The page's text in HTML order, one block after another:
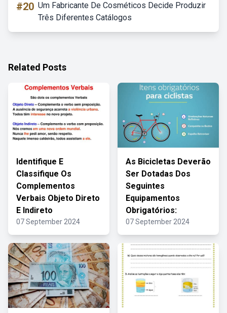
#20 Um Fabricante De Cosméticos Decide Produzir
Três Diferentes Catálogos
Related Posts
Identifique E
Classifique Os
Complementos
Verbais Objeto Direto
E Indireto
07 September 2024
As Bicicletas Deverão
Ser Dotadas Dos
Seguintes
Equipamentos
Obrigatórios:
07 September 2024